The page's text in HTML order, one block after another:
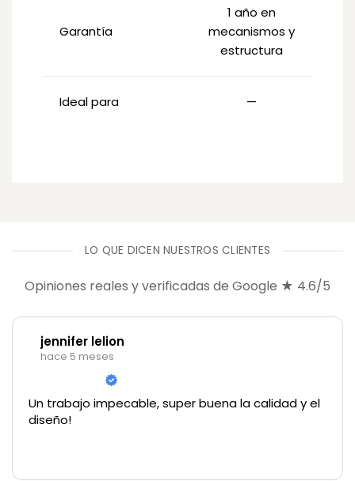
Garantía
1 año en
mecanismos y
estructura
Ideal para —
LO QUE DICEN NUESTROS CLIENTES
Opiniones reales y verificadas de Google ★ 4.6/5
jennifer lelion
hace 5 meses
Un trabajo impecable, super buena la calidad y el
diseño!